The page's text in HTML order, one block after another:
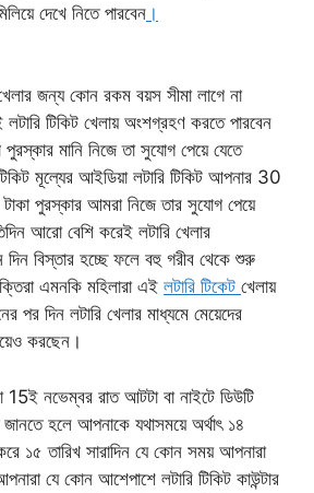
দেখে নিতে পারবেন ।
জন্য কোন রকম বয়স সীমা লাগে না
টিকিট খেলায় অংশগ্রহণ করতে পারবেন
মানি নিজে তা সুযোগ পেয়ে যেতে
মূল্যের আইডিয়া লটারি টিকিট আপনার 30
পুরস্কার আমরা নিজে তার সুযোগ পেয়ে
আরো বেশি করেই লটারি খেলার
দিন বিস্তার হচ্ছে ফলে বহু গরীব থেকে শুরু
এমনকি মহিলারা এই লটারি টিকেট খেলায়
পর দিন লটারি খেলার মাধ্যমে মেয়েদের
করছেন।
15ই নভেম্বর রাত আটটা বা নাইটে ডিউটি
হলে আপনাকে যথাসময়ে অর্থাৎ ১৪
১৫ তারিখ সারাদিন যে কোন সময় আপনারা
যে কোন আশেপাশে লটারি টিকিট কাউন্টার